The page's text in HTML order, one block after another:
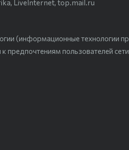
LiveInternet, top.mail.ru
(информационные технологии
предпочтениям пользователей